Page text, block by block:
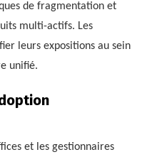
de fragmentation et
multi-actifs. Les
leurs expositions au sein
unifié.
et les gestionnaires